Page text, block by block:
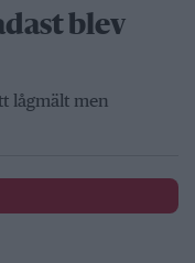
blev
lågmält men